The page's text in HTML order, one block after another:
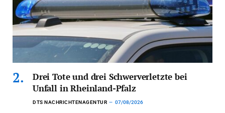
Drei Tote und drei Schwerverletzte bei
Unfall in Rheinland-Pfalz
DTS NACHRICHTENAGENTUR 07/08/2026